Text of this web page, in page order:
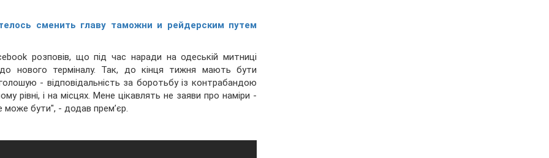
сменить главу таможни и рейдерским путем
розповів, що під час наради на одеській митниці
нового терміналу. Так, до кінця тижня мають бути
- відповідальність за боротьбу із контрабандою
рівні, і на місцях. Мене цікавлять не заяви про наміри -
може бути", - додав прем’єр.